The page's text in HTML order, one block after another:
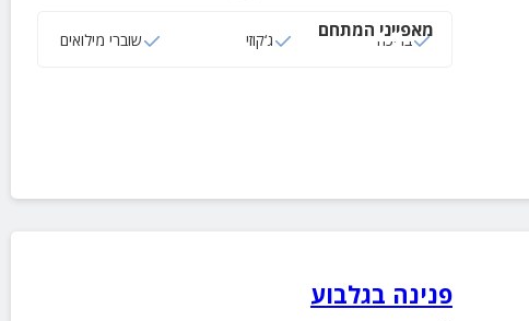
מאפייני המתחם
בריכה ג‘קוזי שוברי מילואים
פנינה בגלבוע